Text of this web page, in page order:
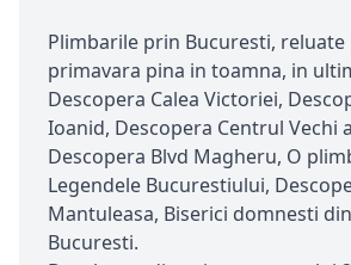
Plimbarile prin Bucuresti,
primavara pina in toamna, in
Descopera Calea Victoriei,
Ioanid, Descopera Centrul Vechi
Descopera Blvd Magheru, O
Legendele Bucurestiului,
Mantuleasa, Biserici domnesti
Bucuresti.